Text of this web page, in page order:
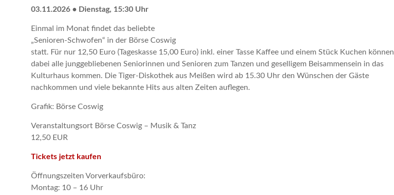
03.11.2026 • Dienstag, 15:30 Uhr
Einmal im Monat findet das beliebte
„Senioren-Schwofen“ in der Börse Coswig
statt. Für nur 12,50 Euro (Tageskasse 15,00 Euro) inkl. einer Tasse Kaffee und einem Stück Kuchen können
dabei alle junggebliebenen Seniorinnen und Senioren zum Tanzen und geselligem Beisammensein in das
Kulturhaus kommen. Die Tiger-Diskothek aus Meißen wird ab 15.30 Uhr den Wünschen der Gäste
nachkommen und viele bekannte Hits aus alten Zeiten auflegen.
Grafik: Börse Coswig
Veranstaltungsort Börse Coswig – Musik & Tanz
12,50 EUR
Tickets jetzt kaufen
Öffnungszeiten Vorverkaufsbüro:
Montag: 10 – 16 Uhr